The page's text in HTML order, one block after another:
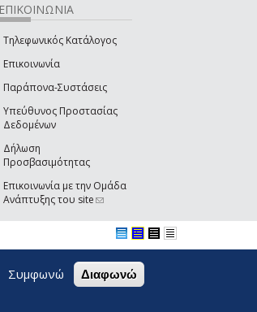
ΕΠΙΚΟΙΝΩΝΙΑ
Τηλεφωνικός Κατάλογος
Επικοινωνία
Παράπονα-Συστάσεις
Υπεύθυνος Προστασίας
Δεδομένων
Δήλωση
Προσβασιμότητας
Επικοινωνία με την Ομάδα
Ανάπτυξης του site(link sends e-mail)
Συμφωνώ Διαφωνώ